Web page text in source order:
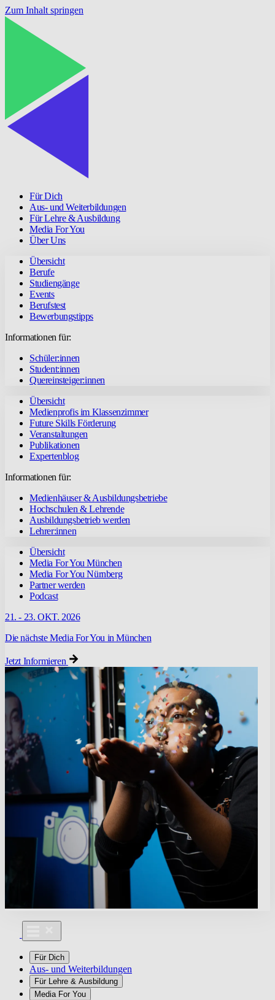
Zum Inhalt springen
Für Dich
Aus- und Weiterbildungen
Für Lehre & Ausbildung
Media For You
Über Uns
Übersicht
Berufe
Studiengänge
Events
Berufstest
Bewerbungstipps
Informationen für:
Schüler:innen
Student:innen
Quereinsteiger:innen
Übersicht
Medienprofis im Klassenzimmer
Future Skills Förderung
Veranstaltungen
Publikationen
Expertenblog
Informationen für:
Medienhäuser & Ausbildungsbetriebe
Hochschulen & Lehrende
Ausbildungsbetrieb werden
Lehrer:innen
Übersicht
Media For You München
Media For You Nürnberg
Partner werden
Podcast
21. - 23. OKT. 2026
Die nächste Media For You in München
Jetzt Informieren
Für Dich
Aus- und Weiterbildungen
Für Lehre & Ausbildung
Media For You